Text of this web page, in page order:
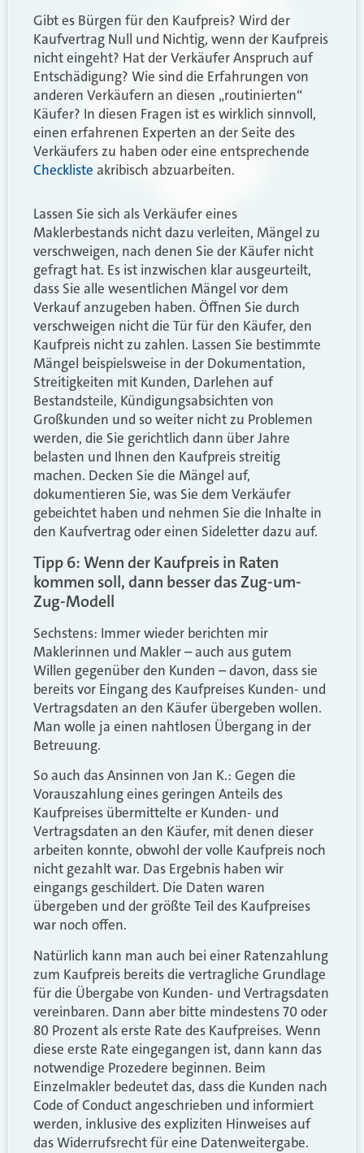
Gibt es Bürgen für den Kaufpreis? Wird der
Kaufvertrag Null und Nichtig, wenn der Kaufpreis
nicht eingeht? Hat der Verkäufer Anspruch auf
Entschädigung? Wie sind die Erfahrungen von
anderen Verkäufern an diesen „routinierten“
Käufer? In diesen Fragen ist es wirklich sinnvoll,
einen erfahrenen Experten an der Seite des
Verkäufers zu haben oder eine entsprechende
Checkliste akribisch abzuarbeiten.
Lassen Sie sich als Verkäufer eines
Maklerbestands nicht dazu verleiten, Mängel zu
verschweigen, nach denen Sie der Käufer nicht
gefragt hat. Es ist inzwischen klar ausgeurteilt,
dass Sie alle wesentlichen Mängel vor dem
Verkauf anzugeben haben. Öffnen Sie durch
verschweigen nicht die Tür für den Käufer, den
Kaufpreis nicht zu zahlen. Lassen Sie bestimmte
Mängel beispielsweise in der Dokumentation,
Streitigkeiten mit Kunden, Darlehen auf
Bestandsteile, Kündigungsabsichten von
Großkunden und so weiter nicht zu Problemen
werden, die Sie gerichtlich dann über Jahre
belasten und Ihnen den Kaufpreis streitig
machen. Decken Sie die Mängel auf,
dokumentieren Sie, was Sie dem Verkäufer
gebeichtet haben und nehmen Sie die Inhalte in
den Kaufvertrag oder einen Sideletter dazu auf.
Tipp 6: Wenn der Kaufpreis in Raten
kommen soll, dann besser das Zug-um-
Zug-Modell
Sechstens: Immer wieder berichten mir
Maklerinnen und Makler – auch aus gutem
Willen gegenüber den Kunden – davon, dass sie
bereits vor Eingang des Kaufpreises Kunden- und
Vertragsdaten an den Käufer übergeben wollen.
Man wolle ja einen nahtlosen Übergang in der
Betreuung.
So auch das Ansinnen von Jan K.: Gegen die
Vorauszahlung eines geringen Anteils des
Kaufpreises übermittelte er Kunden- und
Vertragsdaten an den Käufer, mit denen dieser
arbeiten konnte, obwohl der volle Kaufpreis noch
nicht gezahlt war. Das Ergebnis haben wir
eingangs geschildert. Die Daten waren
übergeben und der größte Teil des Kaufpreises
war noch offen.
Natürlich kann man auch bei einer Ratenzahlung
zum Kaufpreis bereits die vertragliche Grundlage
für die Übergabe von Kunden- und Vertragsdaten
vereinbaren. Dann aber bitte mindestens 70 oder
80 Prozent als erste Rate des Kaufpreises. Wenn
diese erste Rate eingegangen ist, dann kann das
notwendige Prozedere beginnen. Beim
Einzelmakler bedeutet das, dass die Kunden nach
Code of Conduct angeschrieben und informiert
werden, inklusive des expliziten Hinweises auf
das Widerrufsrecht für eine Datenweitergabe.